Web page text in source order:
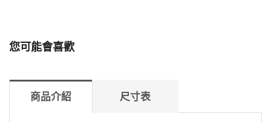
您可能會喜歡
商品介紹 尺寸表